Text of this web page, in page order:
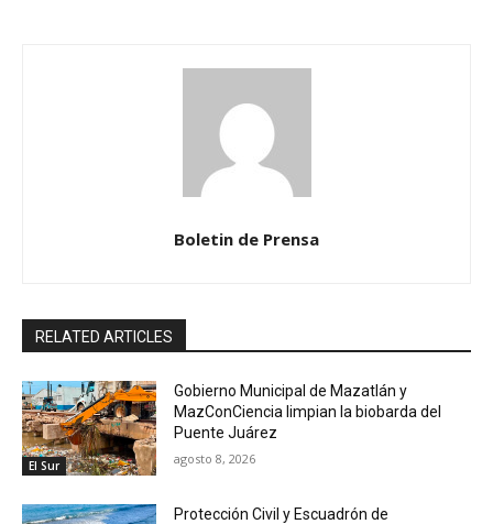
Boletin de Prensa
RELATED ARTICLES
El Sur
Gobierno Municipal de Mazatlán y
MazConCiencia limpian la biobarda del
Puente Juárez
agosto 8, 2026
Protección Civil y Escuadrón de